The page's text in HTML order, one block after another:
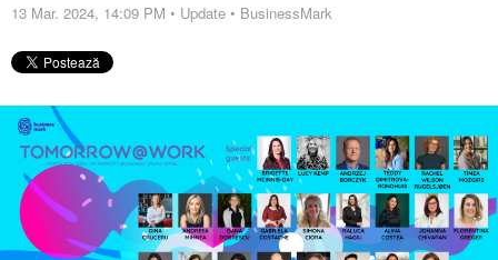
13 Mar. 2024, 14:09 PM • Update • BusinessMark